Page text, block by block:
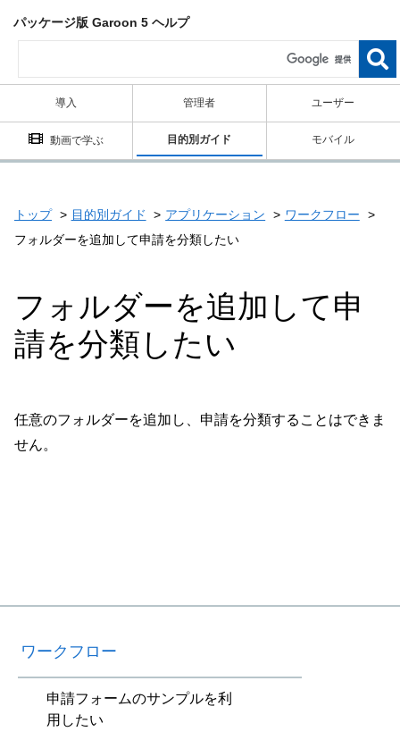
パッケージ版 Garoon 5 ヘルプ
導入 管理者 ユーザー
動画で学ぶ 目的別ガイド モバイル
トップ 目的別ガイド アプリケーション
ワークフロー
フォルダーを追加して申請を分類したい
フォルダーを追加して申
請を分類したい
任意のフォルダーを追加し、申請を分類することはできま
せん。
ワークフロー
申請フォームのサンプルを利
用したい